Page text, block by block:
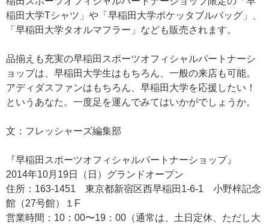
稲田大学Tシャツ」や「早稲田大学ポケッタブルバッグ」、
「早稲田大学タオルマフラー」なども販売されます。
品揃えも充実の早稲田スポーツオフィシャルパートナーシ
ョップは、早稲田大学生はもちろん、一般の来店も可能。
アディダスファンはもちろん、早稲田大学を応援したい！
というあなた。一度足を運んでみてはいかがでしょうか。
文：フレッシャーズ編集部
『早稲田スポーツオフィシャルパートナーショップ』
2014年10月19日（日）グランドオープン
住所：163-1451 東京都新宿区西早稲田1-6-1 小野梓記念
館（27号館）１F
営業時間：10：00〜19：00（通常は、土日定休、ただし大